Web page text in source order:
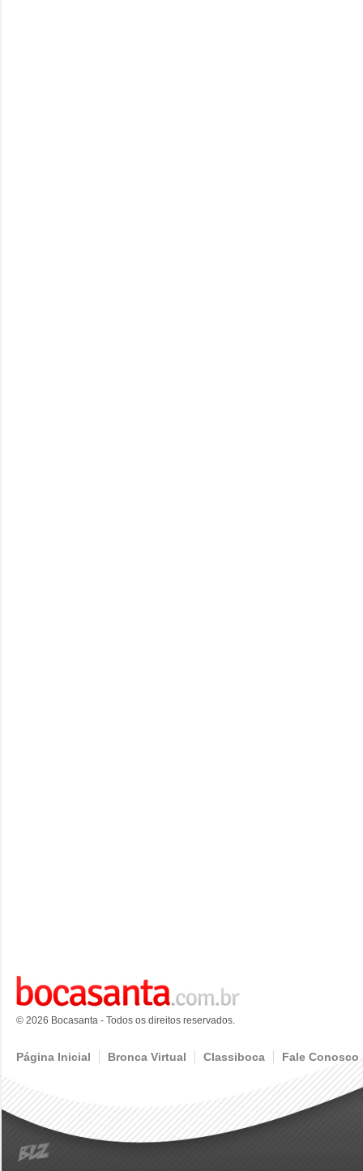
© 2026 Bocasanta - Todos os direitos reservados.
Página Inicial Bronca Virtual Classiboca Fale Conosco